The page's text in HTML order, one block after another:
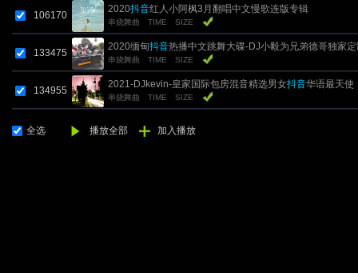
106170
2020抖音红人小阿枫3月翻唱中文慢歌连版专辑
串烧舞曲 TIME SIZE
133475
2020缅甸抖音热播中文跳舞大碟-DJ小毅为兄弟德哥独家
串烧舞曲 TIME SIZE
134955
2021-DJkevin-皇家国际包房混音精选男女抖音华语最天使
ELECTRO潮流气氛HI大碟
串烧舞曲 TIME SIZE
全选 播放全部 加入播放